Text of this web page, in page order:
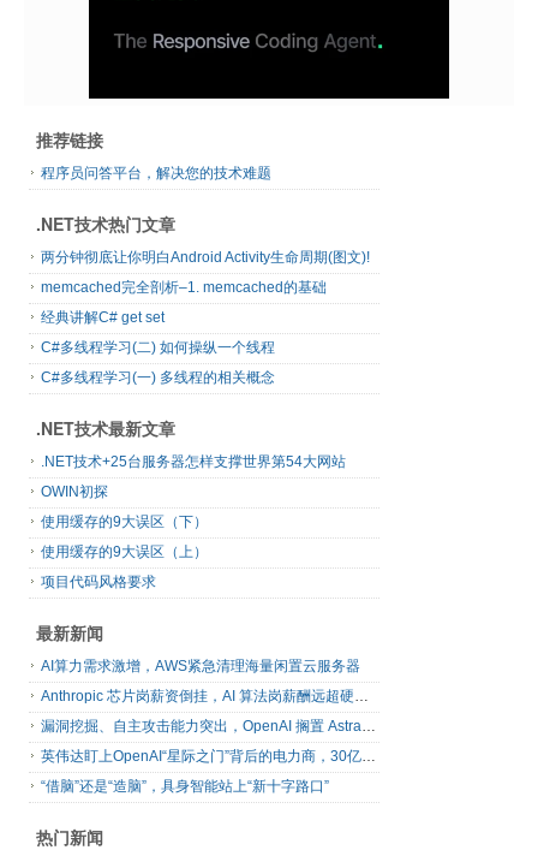
推荐链接
程序员问答平台，解决您的技术难题
.NET技术热门文章
两分钟彻底让你明白Android Activity生命周期(图文)!
memcached完全剖析–1. memcached的基础
经典讲解C# get set
C#多线程学习(二) 如何操纵一个线程
C#多线程学习(一) 多线程的相关概念
.NET技术最新文章
.NET技术+25台服务器怎样支撑世界第54大网站
OWIN初探
使用缓存的9大误区（下）
使用缓存的9大误区（上）
项目代码风格要求
最新新闻
AI算力需求激增，AWS紧急清理海量闲置云服务器
Anthropic 芯片岗薪资倒挂，AI 算法岗薪酬远超硬件工程师
漏洞挖掘、自主攻击能力突出，OpenAI 搁置 Astra 模型发布
英伟达盯上OpenAI“星际之门”背后的电力商，30亿美元直接入股
“借脑”还是“造脑”，具身智能站上“新十字路口”
热门新闻